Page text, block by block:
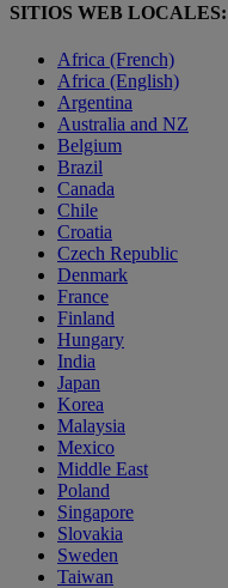
SITIOS WEB LOCALES:
Africa (French)
Africa (English)
Argentina
Australia and NZ
Belgium
Brazil
Canada
Chile
Croatia
Czech Republic
Denmark
France
Finland
Hungary
India
Japan
Korea
Malaysia
Mexico
Middle East
Poland
Singapore
Slovakia
Sweden
Taiwan